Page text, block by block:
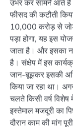
उभर कर सामने आते
फीसद की कटौती
10,000 करोड़ से
पड़ा होगा, यह इस
जाता है। और इसका
है। संक्षेप में इस
जान-बूझकर इसकी
किया जा रहा था।
चलते किसी वर्ष विशेष
इस्तेमाल मजदूरी का
दौरान काम की मांग